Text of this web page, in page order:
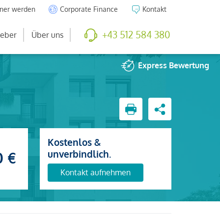
werden Corporate Finance Kontakt
Über uns +43 512 584 380
Express Bewertung
€
Kostenlos &
unverbindlich.
Kontakt aufnehmen